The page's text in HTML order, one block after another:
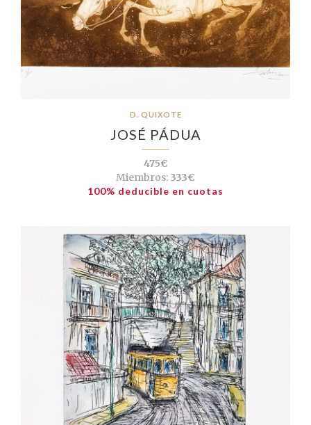
D. QUIXOTE
JOSÉ PÁDUA
475€
Miembros: 333€
100% deducible en cuotas